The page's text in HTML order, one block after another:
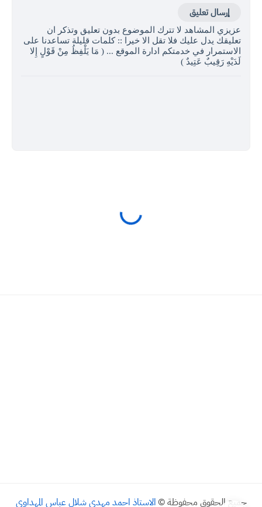
إرسال تعليق
عزيزي المشاهد لا تترك الموضوع بدون تعليق وتذكر ان
تعليقك يدل عليك فلا تقل الا خيرا :: كلمات قليلة تساعدنا على
الاستمرار في خدمتكم ادارة الموقع ... ( مَا يَلْفِظُ مِنْ قَوْلٍ إِلا
لَدَيْهِ رَقِيبٌ عَتِيدٌ )
جميع الحقوق محفوظة © الاستاذ احمد مهدي شلال عباس المهداوي